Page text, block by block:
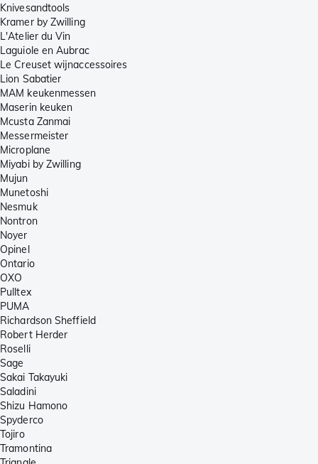
Knivesandtools
Kramer by Zwilling
L'Atelier du Vin
Laguiole en Aubrac
Le Creuset wijnaccessoires
Lion Sabatier
MAM keukenmessen
Maserin keuken
Mcusta Zanmai
Messermeister
Microplane
Miyabi by Zwilling
Mujun
Munetoshi
Nesmuk
Nontron
Noyer
Opinel
Ontario
OXO
Pulltex
PUMA
Richardson Sheffield
Robert Herder
Roselli
Sage
Sakai Takayuki
Saladini
Shizu Hamono
Spyderco
Tojiro
Tramontina